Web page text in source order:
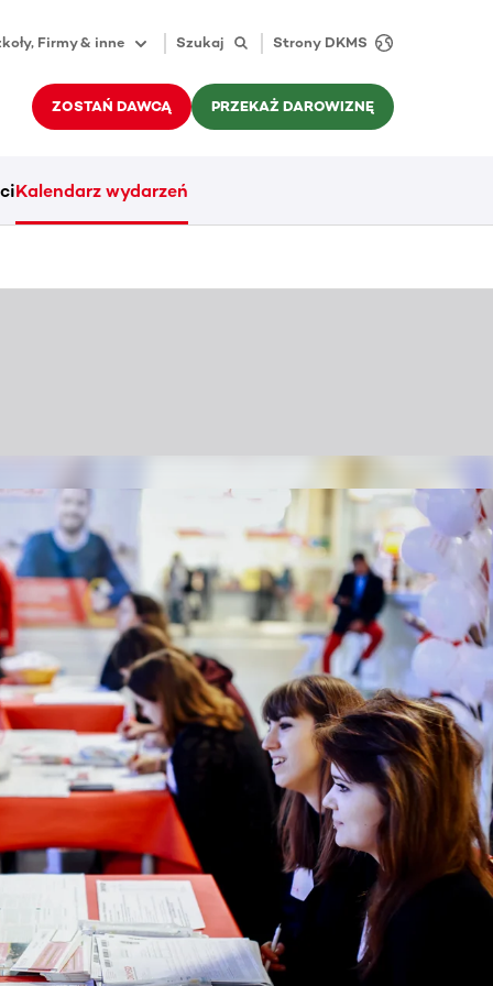
Firmy & inne Szukaj Strony DKMS
ZOSTAŃ DAWCĄ PRZEKAŻ DAROWIZNĘ
Kalendarz wydarzeń